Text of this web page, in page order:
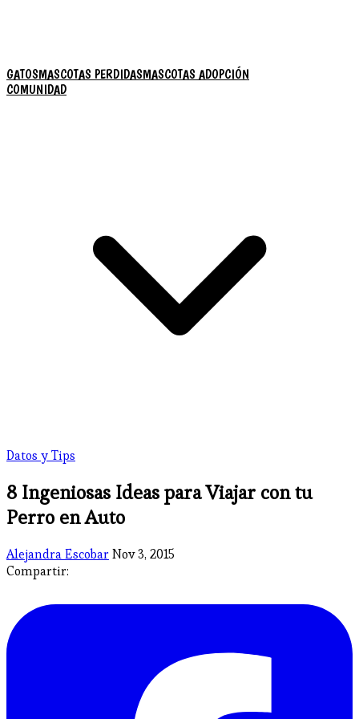
GATOSMASCOTAS PERDIDASMASCOTAS ADOPCIÓN
COMUNIDAD
Datos y Tips
8 Ingeniosas Ideas para Viajar con tu
Perro en Auto
Alejandra EscobarNov 3, 2015
Compartir: